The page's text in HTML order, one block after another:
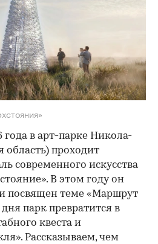
года в арт-парке Никола-
проходит
современного искусства
В этом году он
и посвящен теме «Маршрут
парк превратится в
квеста и
Рассказываем, чем